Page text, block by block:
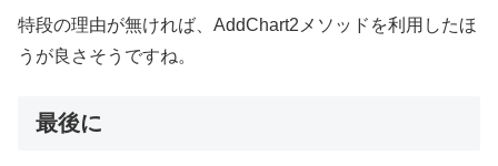
特段の理由が無ければ、AddChart2メソッドを利用したほ
うが良さそうですね。
最後に